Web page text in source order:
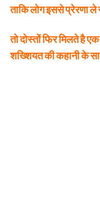
ताकि लोग इससे प्रेरणा
तो दोस्तों फिर मिलते है
शख्शियत की कहानी के